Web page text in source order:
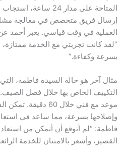
المتاحة على مدار 24
إرسال فريق متخصص في معالجة
العملية في وقت قياسي. يعبر أحمد
“لقد كانت تجربتي مع الخدمة
بسرعة وكفاءة.”
مثال آخر هو حالة السيدة فاطمة،
التكييف الخاص بها خلال فصل الصيف.
موعد مع فني خلال 60
وإصلاحها بسرعة، مما ساعد في
فاطمة: “لم أتوقع أن أتمكن من
القصير، وأشعر بالامتنان للخدمة